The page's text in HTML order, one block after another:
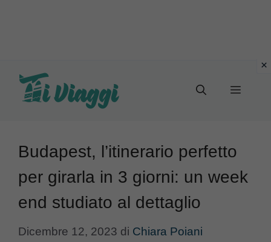
Menu
Budapest, l’itinerario perfetto
per girarla in 3 giorni: un week
end studiato al dettaglio
Dicembre 12, 2023 di Chiara Poiani